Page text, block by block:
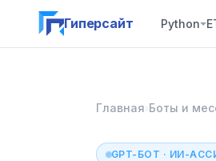
Гиперсайт Python
Главная›Боты и
GPT-БОТ · ИИ-